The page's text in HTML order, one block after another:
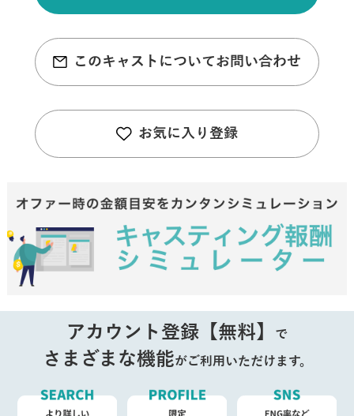
このキャストについてお問い合わせ
お気に入り登録
アカウント登録【無料】 で
さまざまな機能がご利用いただけます。